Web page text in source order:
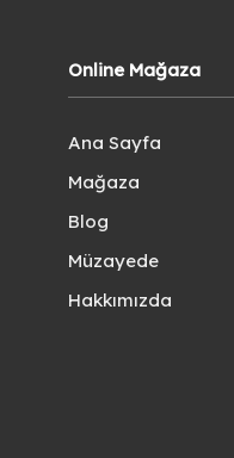
Online Mağaza
Ana Sayfa
Mağaza
Blog
Müzayede
Hakkımızda